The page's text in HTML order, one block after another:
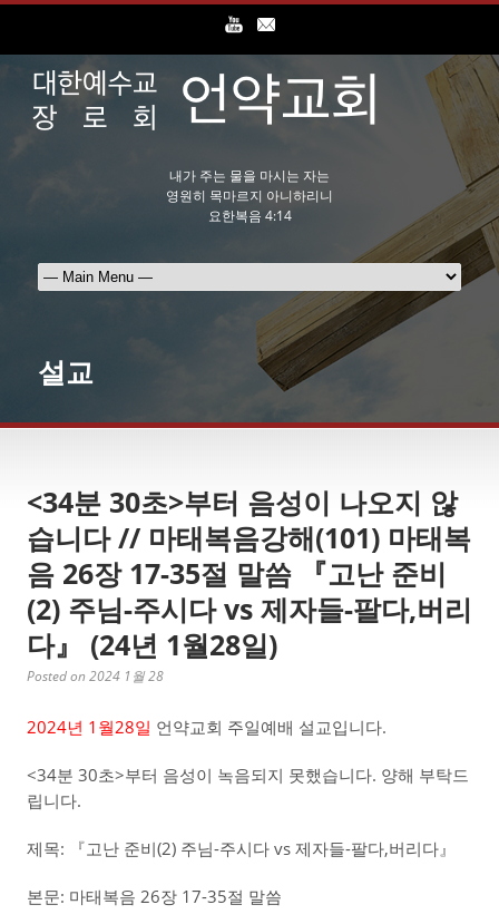
내가 주는 물을 마시는 자는
영원히 목마르지 아니하리니
요한복음 4:14
설교
<34분 30초>부터 음성이 나오지 않
습니다 // 마태복음강해(101) 마태복
음 26장 17-35절 말씀 『고난 준비
(2) 주님-주시다 vs 제자들-팔다,버리
다』 (24년 1월28일)
Posted on 2024 1월 28
2024년 1월28일 언약교회 주일예배 설교입니다.
<34분 30초>부터 음성이 녹음되지 못했습니다. 양해 부탁드
립니다.
제목: 『고난 준비(2) 주님-주시다 vs 제자들-팔다,버리다』
본문: 마태복음 26장 17-35절 말씀